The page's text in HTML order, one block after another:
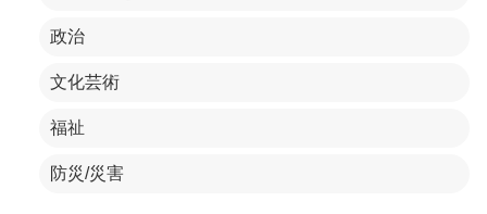
政治
文化芸術
福祉
防災/災害